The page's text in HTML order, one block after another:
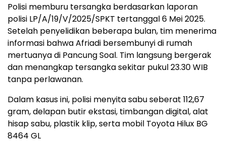
Polisi memburu tersangka berdasarkan laporan
polisi LP/A/19/V/2025/SPKT tertanggal 6 Mei 2025.
Setelah penyelidikan beberapa bulan, tim menerima
informasi bahwa Afriadi bersembunyi di rumah
mertuanya di Pancung Soal. Tim langsung bergerak
dan menangkap tersangka sekitar pukul 23.30 WIB
tanpa perlawanan.
Dalam kasus ini, polisi menyita sabu seberat 112,67
gram, delapan butir ekstasi, timbangan digital, alat
hisap sabu, plastik klip, serta mobil Toyota Hilux BG
8464 GL